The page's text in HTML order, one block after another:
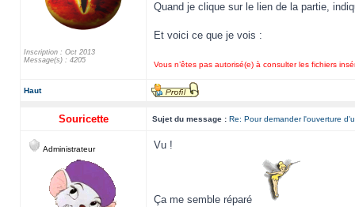
Inscription : Oct 2013
Message(s) : 4205
Quand je clique sur le lien de la partie,
Et voici ce que je vois :
Vous n’êtes pas autorisé(e) à consulter les fichiers
Haut
Souricette Sujet du message : Re: Pour demander l'ouverture
Administrateur Vu !
Ça me semble réparé